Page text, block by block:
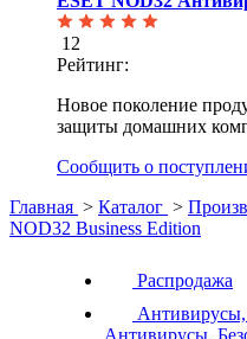
12
Рейтинг:
Новое поколение
защиты домашних
Сообщить о
Главная > Каталог >
NOD32 Business Edition
Распродажа
Антивирусы,
Антивирусы.